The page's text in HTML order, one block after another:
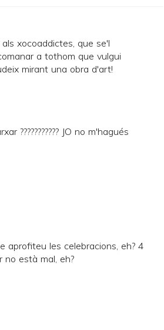
xocoaddictes, que se'l
a tothom que vulgui
mirant una obra d'art!
??????????? JO no m'hagués
aprofiteu les celebracions, eh? 4
no està mal, eh?